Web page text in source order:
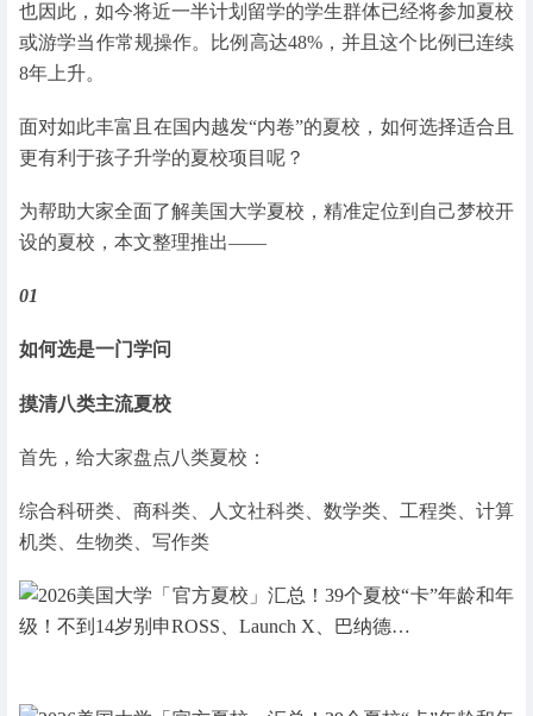
也因此，如今将近一半计划留学的学生群体已经将参加夏校
或游学当作常规操作。比例高达48%，并且这个比例已连续
8年上升。
面对如此丰富且在国内越发“内卷”的夏校，如何选择适合且
更有利于孩子升学的夏校项目呢？
为帮助大家全面了解美国大学夏校，精准定位到自己梦校开
设的夏校，本文整理推出——
01
如何选是一门学问
摸清八类主流夏校
首先，给大家盘点八类夏校：
综合科研类、商科类、人文社科类、数学类、工程类、计算
机类、生物类、写作类